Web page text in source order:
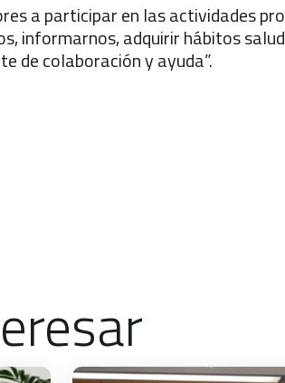
a participar en las actividades
informarnos, adquirir hábitos
de colaboración y ayuda”.